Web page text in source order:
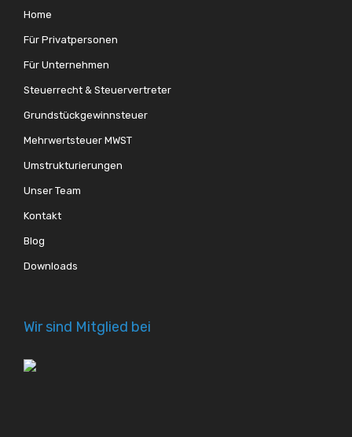
Home
Für Privatpersonen
Für Unternehmen
Steuerrecht & Steuervertreter
Grundstückgewinnsteuer
Mehrwertsteuer MWST
Umstrukturierungen
Unser Team
Kontakt
Blog
Downloads
Wir sind Mitglied bei